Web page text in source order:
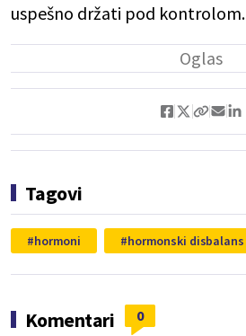
uspešno držati pod kontrolom.
Tagovi
hormoni hormonski disbalans
Komentari 0